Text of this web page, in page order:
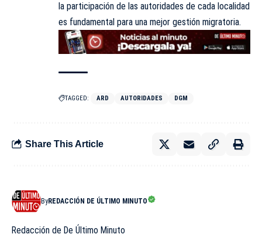
la participación de las autoridades de cada localidad
es fundamental para una mejor gestión migratoria.
TAGGED: ARD AUTORIDADES DGM
Share This Article
ByREDACCIÓN DE ÚLTIMO MINUTO
Redacción de De Último Minuto